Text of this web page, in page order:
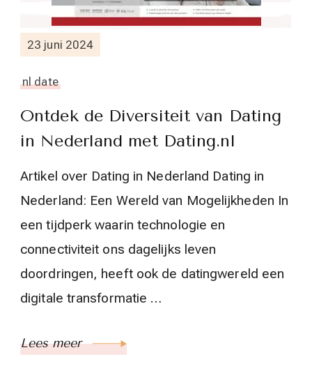
23 juni 2024
nl date
Ontdek de Diversiteit van Dating
in Nederland met Dating.nl
Artikel over Dating in Nederland Dating in
Nederland: Een Wereld van Mogelijkheden In
een tijdperk waarin technologie en
connectiviteit ons dagelijks leven
doordringen, heeft ook de datingwereld een
digitale transformatie …
Lees meer